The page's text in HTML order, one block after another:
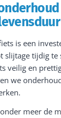
is een
slijtage tijdig te
veilig en
we
meer de